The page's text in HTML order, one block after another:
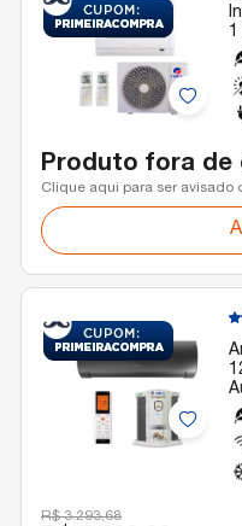
Produto fora de
Clique aqui para ser avisado
R$ 3.293,68